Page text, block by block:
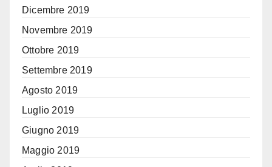
Dicembre 2019
Novembre 2019
Ottobre 2019
Settembre 2019
Agosto 2019
Luglio 2019
Giugno 2019
Maggio 2019